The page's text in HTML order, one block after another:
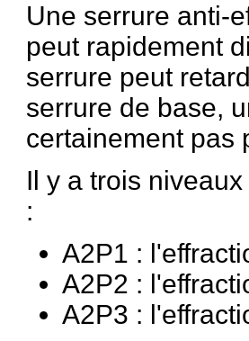
Une serrure anti-
peut rapidement
serrure peut
serrure de base,
certainement pas
Il y a trois
:
A2P1 :
A2P2 :
A2P3 :